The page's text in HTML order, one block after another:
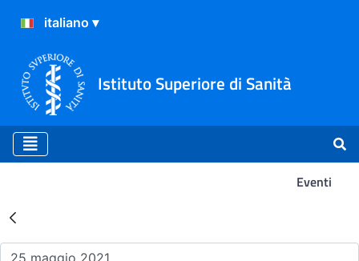
Istituto Superiore di Sanità
Eventi
Risultati della Ricerca -